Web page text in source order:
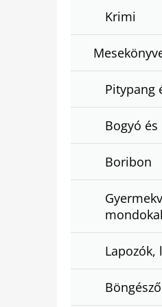
Krimi
Pitypang
Bogyó és
Boribon
Böngésző